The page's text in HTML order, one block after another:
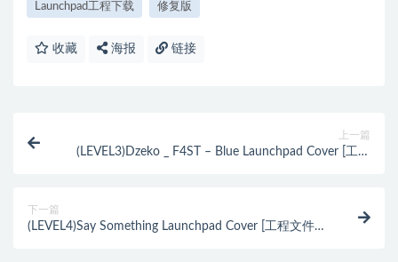
Launchpad工程下载 修复版
收藏 海报 链接
上一篇
(LEVEL3)Dzeko _ F4ST – Blue Launchpad Cover [工程
下一篇
(LEVEL4)Say Something Launchpad Cover [工程文件下